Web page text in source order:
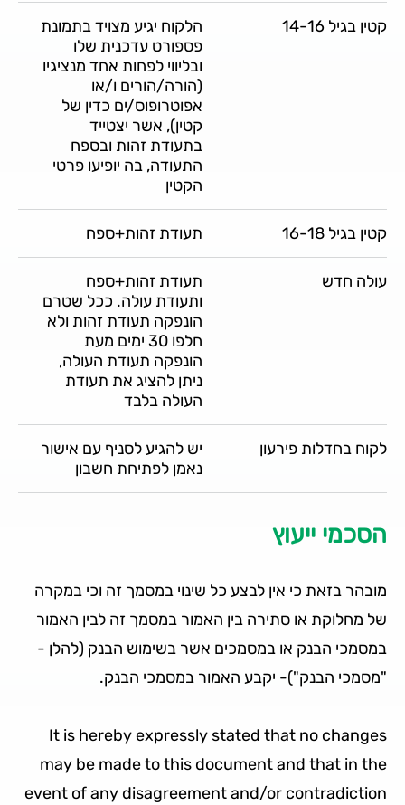
קטין בגיל 14-16
הלקוח יגיע מצויד בתמונת
פספורט עדכנית שלו
ובליווי לפחות אחד מנציגיו
(הורה/הורים ו/או
אפוטרופוס/ים כדין של
קטין), אשר יצטייד
בתעודת זהות ובספח
התעודה, בה יופיעו פרטי
הקטין
קטין בגיל 16-18 תעודת זהות+ספח
עולה חדש
תעודת זהות+ספח
ותעודת עולה. ככל שטרם
הונפקה תעודת זהות ולא
חלפו 30 ימים מעת
הונפקה תעודת העולה,
ניתן להציג את תעודת
העולה בלבד
לקוח בחדלות פירעון
יש להגיע לסניף עם אישור
נאמן לפתיחת חשבון
הסכמי ייעוץ
מובהר בזאת כי אין לבצע כל שינוי במסמך זה וכי במקרה
של מחלוקת או סתירה בין האמור במסמך זה לבין האמור
במסמכי הבנק או במסמכים אשר בשימוש הבנק (להלן ­
"מסמכי הבנק")- יקבע האמור במסמכי הבנק.
It is hereby expressly stated that no changes
may be made to this document and that in the
event of any disagreement and/or contradiction